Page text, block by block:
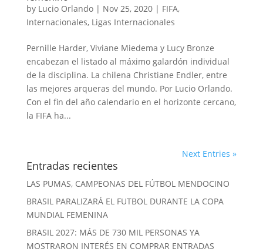
by Lucio Orlando| Nov 25, 2020| FIFA,
Internacionales, Ligas Internacionales
Pernille Harder, Viviane Miedema y Lucy Bronze
encabezan el listado al máximo galardón individual
de la disciplina. La chilena Christiane Endler, entre
las mejores arqueras del mundo. Por Lucio Orlando.
Con el fin del año calendario en el horizonte cercano,
la FIFA ha...
Next Entries »
Entradas recientes
LAS PUMAS, CAMPEONAS DEL FÚTBOL MENDOCINO
BRASIL PARALIZARÁ EL FUTBOL DURANTE LA COPA
MUNDIAL FEMENINA
BRASIL 2027: MÁS DE 730 MIL PERSONAS YA
MOSTRARON INTERÉS EN COMPRAR ENTRADAS